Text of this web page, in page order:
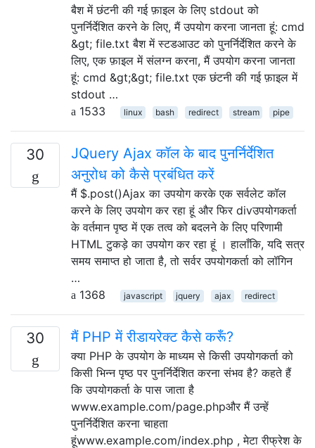
बैश में छंटनी की गई फ़ाइल के लिए stdout को
पुनर्निर्देशित करने के लिए, मैं उपयोग करना जानता हूं: cmd
&gt; file.txt बैश में स्टडआउट को पुनर्निर्देशित करने के
लिए, एक फ़ाइल में संलग्न करना, मैं उपयोग करना जानता
हूं: cmd &gt;&gt; file.txt एक छंटनी की गई फ़ाइल में
stdout …
1533
linux bash redirect stream pipe
30
JQuery Ajax कॉल के बाद पुनर्निर्देशित
अनुरोध को कैसे प्रबंधित करें
मैं $.post()Ajax का उपयोग करके एक सर्वलेट कॉल
करने के लिए उपयोग कर रहा हूं और फिर divउपयोगकर्ता
के वर्तमान पृष्ठ में एक तत्व को बदलने के लिए परिणामी
HTML टुकड़े का उपयोग कर रहा हूं । हालाँकि, यदि सत्र
समय समाप्त हो जाता है, तो सर्वर उपयोगकर्ता को लॉगिन
…
1368
javascript jquery ajax redirect
30 मैं PHP में रीडायरेक्ट कैसे करूँ?
क्या PHP के उपयोग के माध्यम से किसी उपयोगकर्ता को
किसी भिन्न पृष्ठ पर पुनर्निर्देशित करना संभव है? कहते हैं
कि उपयोगकर्ता के पास जाता है
www.example.com/page.phpऔर मैं उन्हें
पुनर्निर्देशित करना चाहता
हूंwww.example.com/index.php , मेटा रीफ्रेश के